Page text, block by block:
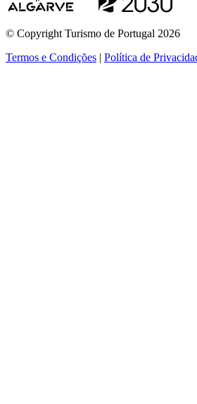
© Copyright Turismo de Portugal 2026
Termos e Condições | Política de